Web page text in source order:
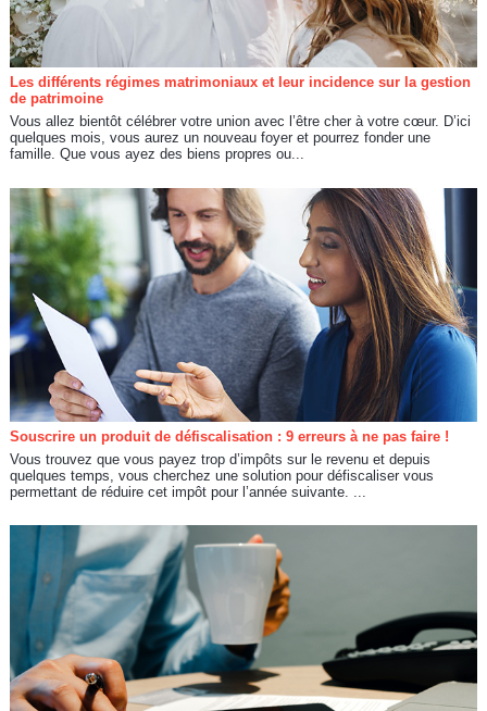
Les différents régimes matrimoniaux et leur incidence sur la gestion
de patrimoine
Vous allez bientôt célébrer votre union avec l’être cher à votre cœur. D’ici
quelques mois, vous aurez un nouveau foyer et pourrez fonder une
famille. Que vous ayez des biens propres ou...
Souscrire un produit de défiscalisation : 9 erreurs à ne pas faire !
Vous trouvez que vous payez trop d’impôts sur le revenu et depuis
quelques temps, vous cherchez une solution pour défiscaliser vous
permettant de réduire cet impôt pour l’année suivante. ...